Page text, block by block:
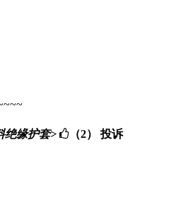
绝缘护套> （2） 投诉